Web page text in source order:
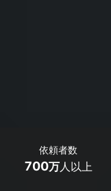
依頼者数
700万人以上